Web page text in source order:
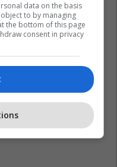
data on the basis
to by managing
the bottom of this page
consent in privacy